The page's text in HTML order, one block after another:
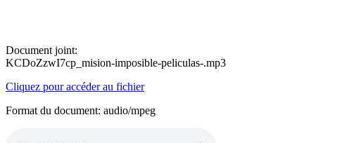
Document joint:
KCDoZzwI7cp_mision-imposible-peliculas-.mp3
Cliquez pour accéder au fichier
Format du document: audio/mpeg